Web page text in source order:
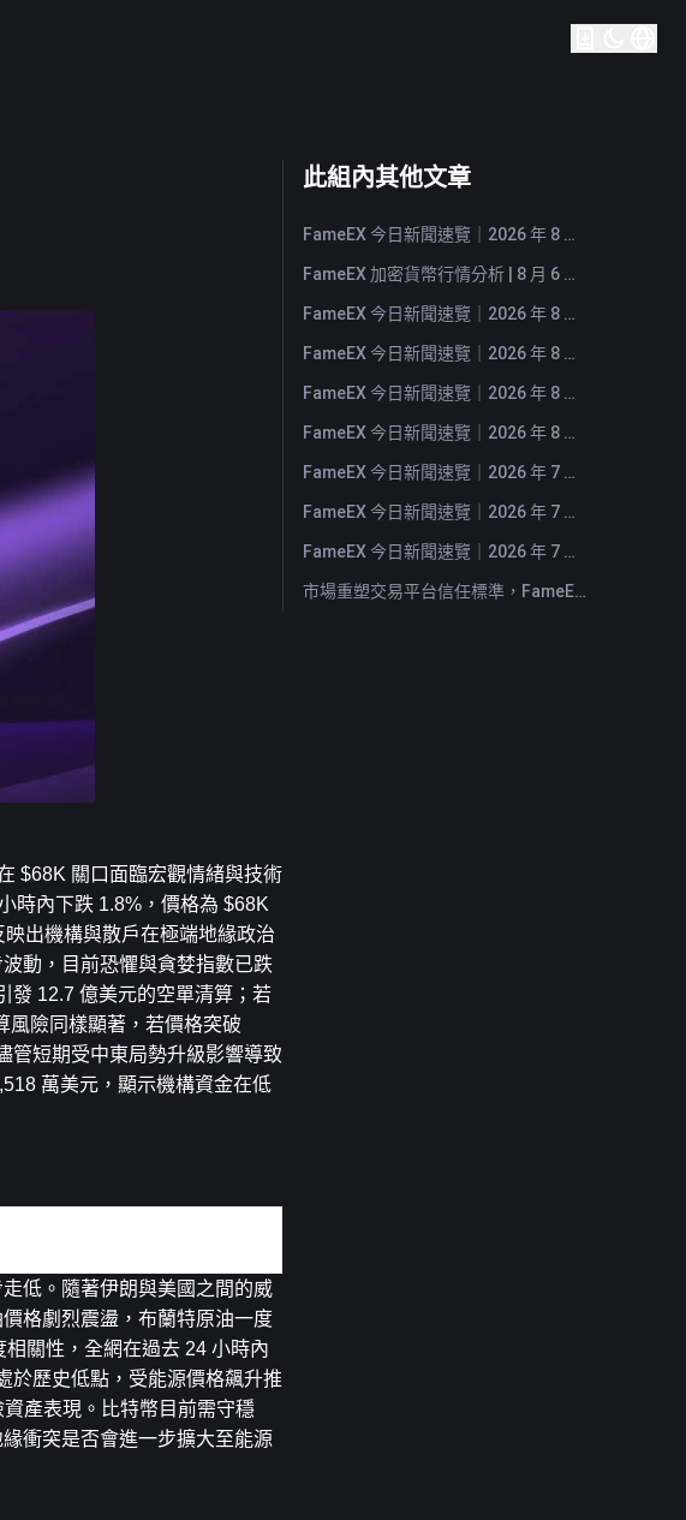
$68K 關口面臨宏觀情緒與技術
時內下跌 1.8%，價格為 $68K
出機構與散戶在極端地緣政治
動，目前恐懼與貪婪指數已跌
發 12.7 億美元的空單清算；若
風險同樣顯著，若價格突破
管短期受中東局勢升級影響導致
萬美元，顯示機構資金在低
低。隨著伊朗與美國之間的威
格劇烈震盪，布蘭特原油一度
關性，全網在過去 24 小時內
於歷史低點，受能源價格飆升推
產表現。比特幣目前需守穩
衝突是否會進一步擴大至能源
此組內其他文章
FameEX 今日新聞速覽｜2026 年 8 月 7 日
FameEX 加密貨幣行情分析 | 8 月 6 日, 2026
FameEX 今日新聞速覽｜2026 年 8 月 6 日
FameEX 今日新聞速覽｜2026 年 8 月 5 日
FameEX 今日新聞速覽｜2026 年 8 月 4 日
FameEX 今日新聞速覽｜2026 年 8 月 3 日
FameEX 今日新聞速覽｜2026 年 7 月 31 日
FameEX 今日新聞速覽｜2026 年 7 月 30 日
FameEX 今日新聞速覽｜2026 年 7 月 29 日
市場重塑交易平台信任標準，FameEX 以八年穩健營運持續服務全球用戶